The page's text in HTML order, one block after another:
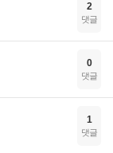
2
댓글
0
댓글
1
댓글